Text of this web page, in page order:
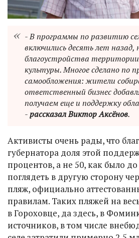
- В программы по развитию
включились десять лет назад,
благоустройства
культуры. Многое сделано по
самообложения: жители
ответственный бизнес
получаем еще и поддержку
-рассказал Виктор Аксёнов.
Активисты очень рады, что
губернатора доля этой
процентов, а не 50, как было
поглядеть в другую сторону
пляж, официально
правилам. Таких пляжей на
в Гороховце, да здесь, в
источников, в том числе